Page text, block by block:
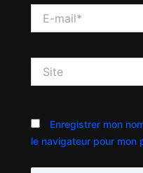
mail*
Enregistrer mon
le navigateur pour mon